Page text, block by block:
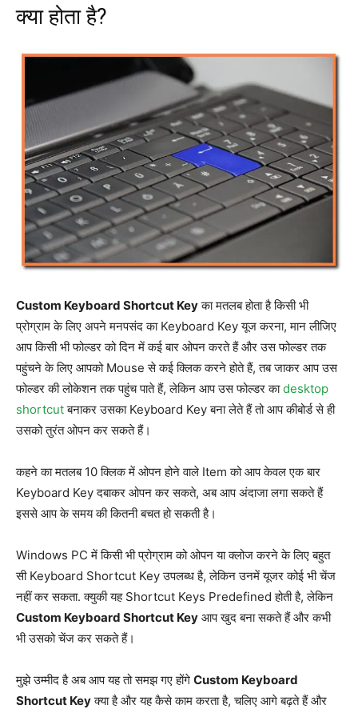
क्या होता है?
Custom Keyboard Shortcut Keyका मतलब होता है किसी भी
प्रोग्राम के लिए अपने मनपसंद का Keyboard Key यूज करना, मान लीजिए
आप किसी भी फोल्डर को दिन में कई बार ओपन करते हैं और उस फोल्डर तक
पहुंचने के लिए आपको Mouse से कई क्लिक करने होते हैं, तब जाकर आप उस
फोल्डर की लोकेशन तक पहुंच पाते हैं, लेकिन आप उस फोल्डर काdesktop
shortcutबनाकर उसका Keyboard Key बना लेते हैं तो आप कीबोर्ड से ही
उसको तुरंत ओपन कर सकते हैं।
कहने का मतलब 10 क्लिक में ओपन होने वाले Item को आप केवल एक बार
Keyboard Key दबाकर ओपन कर सकते, अब आप अंदाजा लगा सकते हैं
इससे आप के समय की कितनी बचत हो सकती है।
Windows PC में किसी भी प्रोग्राम को ओपन या क्लोज करने के लिए बहुत
सी Keyboard Shortcut Key उपलब्ध है, लेकिन उनमें यूजर कोई भी चेंज
नहीं कर सकता. क्युकी यह Shortcut Keys Predefined होती है, लेकिन
Custom Keyboard Shortcut Key आप खुद बना सकते हैं और कभी
भी उसको चेंज कर सकते हैं।
मुझे उम्मीद है अब आप यह तो समझ गए होंगे Custom Keyboard
Shortcut Keyक्या है और यह कैसे काम करता है, चलिए आगे बढ़ते हैं और